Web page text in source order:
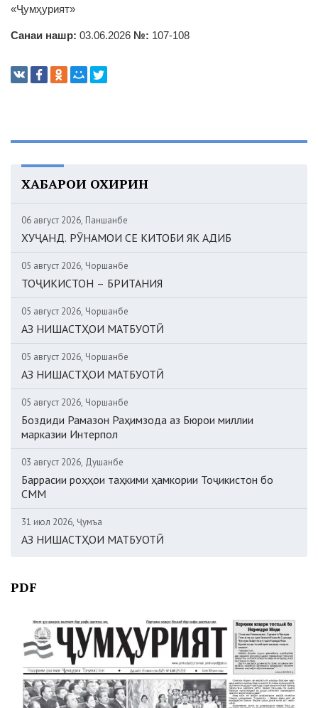
«Ҷумҳурият»
Санаи нашр: 03.06.2026 №: 107-108
ХАБАРҲОИ ОХИРИН
06 август 2026, Панҷшанбе
ХУҶАНД. РӮНАМОИ СЕ КИТОБИ ЯК АДИБ
05 август 2026, Чоршанбе
ТОҶИКИСТОН – БРИТАНИЯ
05 август 2026, Чоршанбе
АЗ НИШАСТҲОИ МАТБУОТӢ
05 август 2026, Чоршанбе
АЗ НИШАСТҲОИ МАТБУОТӢ
05 август 2026, Чоршанбе
Боздиди Рамазон Раҳимзода аз Бюрои миллии
марказии Интерпол
03 август 2026, Душанбе
Баррасии роҳҳои таҳкими ҳамкории Тоҷикистон бо
СММ
31 июл 2026, Ҷумъа
АЗ НИШАСТҲОИ МАТБУОТӢ
PDF